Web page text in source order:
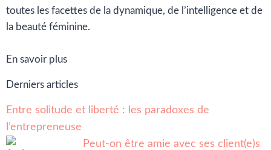
toutes les facettes de la dynamique, de l’intelligence et de
la beauté féminine.
En savoir plus
Derniers articles
Entre solitude et liberté : les paradoxes de
l’entrepreneuse
Peut-on être amie avec ses client(e)s